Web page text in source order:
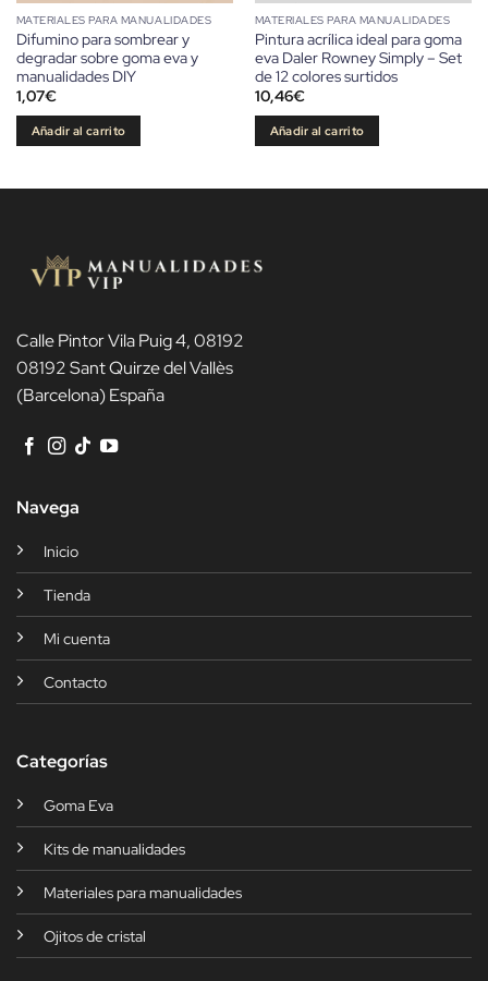
MATERIALES PARA MANUALIDADES
Difumino para sombrear y
degradar sobre goma eva y
manualidades DIY
1,07€
Añadir al carrito
MATERIALES PARA MANUALIDADES
Pintura acrílica ideal para goma
eva Daler Rowney Simply – Set
de 12 colores surtidos
10,46€
Añadir al carrito
Calle Pintor Vila Puig 4, 08192
08192 Sant Quirze del Vallès
(Barcelona) España
Navega
Inicio
Tienda
Mi cuenta
Contacto
Categorías
Goma Eva
Kits de manualidades
Materiales para manualidades
Ojitos de cristal